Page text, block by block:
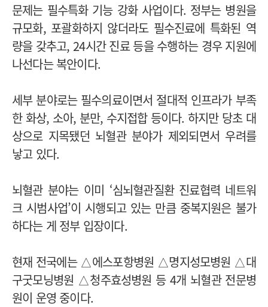
문제는 필수특화 기능 강화 사업이다. 정부는 병원을
규모화, 포괄화하지 않더라도 필수진료에 특화된 역
량을 갖추고, 24시간 진료 등을 수행하는 경우 지원에
나선다는 복안이다.
세부 분야로는 필수의료이면서 절대적 인프라가 부족
한 화상, 소아, 분만, 수지접합 등이다. 하지만 당초 대
상으로 지목됐던 뇌혈관 분야가 제외되면서 우려를
낳고 있다.
뇌혈관 분야는 이미 ‘심뇌혈관질환 진료협력 네트워
크 시범사업’이 시행되고 있는 만큼 중복지원은 불가
하다는 게 정부 입장이다.
현재 전국에는 △에스포항병원 △명지성모병원 △대
구굿모닝병원 △청주효성병원 등 4개 뇌혈관 전문병
원이 운영 중이다.